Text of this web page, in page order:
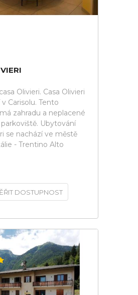
Olivieri. Casa Olivieri
Carisolu. Tento
zahradu a neplacené
Ubytování
se nachází ve městě
- Trentino Alto
DOSTUPNOST